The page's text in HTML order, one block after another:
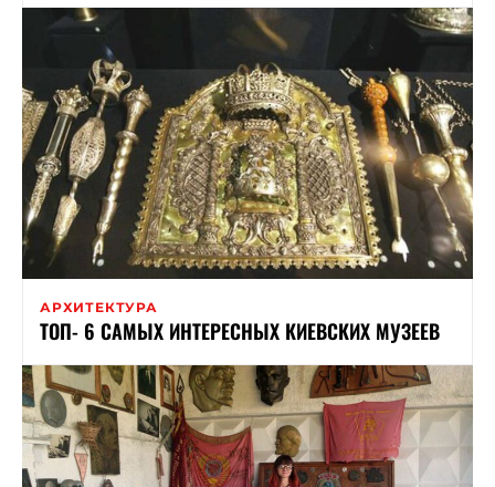
АРХИТЕКТУРА
ТОП- 6 САМЫХ ИНТЕРЕСНЫХ КИЕВСКИХ МУЗЕЕВ